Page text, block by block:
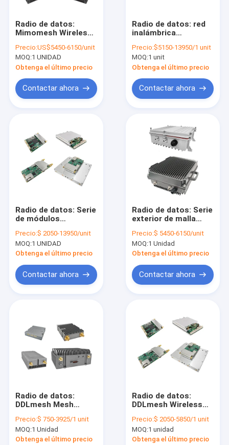
Sobre nosotros
Recorrido por la fábrica
El blog
Radio de datos:
Mimomesh Wireless
Powerful Serie de
mochilas
Precio:US$5450-6150/unit
MOQ:1 UNIDAD
Obtenga el último precio
Contactar ahora
Radio de datos: red
inalámbrica
datos de vehículo
estándar/serie
montada en rack
Precio:$5150-13950/1 unit
MOQ:1 unit
Obtenga el último precio
Contactar ahora
Radio de datos: Serie
de módulos
redundantes de
enlace de
datos/malla
Mimomesh
Precio:$ 2050-13950/unit
MOQ:1 UNIDAD
Obtenga el último precio
Contactar ahora
Radio de datos: Serie
exterior de malla
de datos estable
Mimomesh
Precio:$ 5450-6150/unit
MOQ:1 Unidad
Obtenga el último precio
Contactar ahora
Radio de datos:
DDLmesh Mesh
de datos en la serie
aérea de ultra largo
alcance、baja
Precio:$ 750-3925/1 unit
MOQ:1 Unidad
Obtenga el último precio
Radio de datos:
DDLmesh Wireless
de módulos
OEM/ODM de ultra
largo alcance、baja
Precio:$ 2050-5850/1 unit
MOQ:1 unidad
Obtenga el último precio